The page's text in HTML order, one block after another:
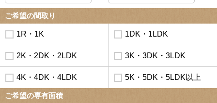
ご希望の間取り
1R・1K 1DK・1LDK
2K・2DK・2LDK 3K・3DK・3LDK
4K・4DK・4LDK 5K・5DK・5LDK以上
ご希望の専有面積